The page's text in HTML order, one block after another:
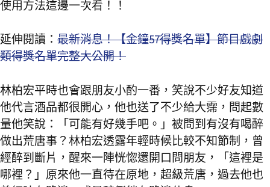
使用方法這邊一次看！！
延伸閱讀： 最新消息！【金鐘57得獎名單】節目戲劇
類得獎名單完整大公開！
林柏宏平時也會跟朋友小酌一番，笑說不少好友知道
他代言酒品都很開心，他也送了不少給大霈，問起數
量他笑說：「可能有好幾手吧。」被問到有沒有喝醉
做出荒唐事？林柏宏透露年輕時候比較不知節制，曾
經醉到斷片，醒來一陣恍惚還開口問朋友，「這裡是
哪裡？」原來他一直待在原地，超級荒唐，過去他也